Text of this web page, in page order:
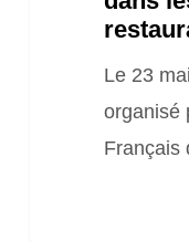
restauration »
Le 23
organisé